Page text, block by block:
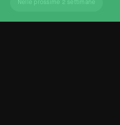
Nelle prossime 2 settimane